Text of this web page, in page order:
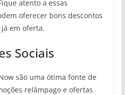
atento a essas
oferecer bons descontos
em oferta.
Sociais
são uma ótima fonte de
relâmpago e ofertas